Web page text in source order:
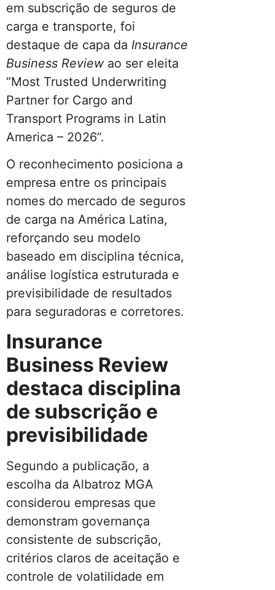
em subscrição de seguros de
carga e transporte, foi
destaque de capa da Insurance
Business Reviewao ser eleita
“Most Trusted Underwriting
Partner for Cargo and
Transport Programs in Latin
America – 2026”.
O reconhecimento posiciona a
empresa entre os principais
nomes do mercado de seguros
de carga na América Latina,
reforçando seu modelo
baseado em disciplina técnica,
análise logística estruturada e
previsibilidade de resultados
para seguradoras e corretores.
Insurance
Business Review
destaca disciplina
de subscrição e
previsibilidade
Segundo a publicação, a
escolha da Albatroz MGA
considerou empresas que
demonstram governança
consistente de subscrição,
critérios claros de aceitação e
controle de volatilidade em